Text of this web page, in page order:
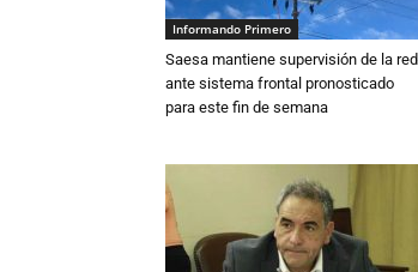
Informando Primero
Saesa mantiene supervisión de la red
ante sistema frontal pronosticado
para este fin de semana